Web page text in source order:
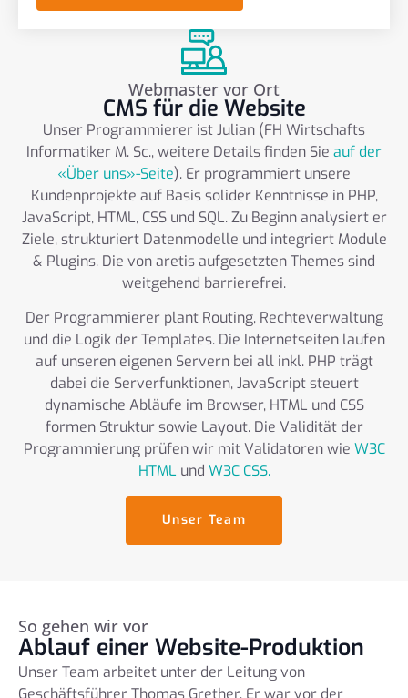
Webmaster vor Ort
CMS für die Website
Unser Programmierer ist Julian (FH Wirtschafts
Informatiker M. Sc., weitere Details finden Sie auf der
«Über uns»-Seite). Er programmiert unsere
Kundenprojekte auf Basis solider Kenntnisse in PHP,
JavaScript, HTML, CSS und SQL. Zu Beginn analysiert er
Ziele, strukturiert Datenmodelle und integriert Module
& Plugins. Die von aretis aufgesetzten Themes sind
weitgehend barrierefrei.
Der Programmierer plant Routing, Rechteverwaltung
und die Logik der Templates. Die Internetseiten laufen
auf unseren eigenen Servern bei all inkl. PHP trägt
dabei die Serverfunktionen, JavaScript steuert
dynamische Abläufe im Browser, HTML und CSS
formen Struktur sowie Layout. Die Validität der
Programmierung prüfen wir mit Validatoren wie W3C
HTMLund W3C CSS.
Unser Team
So gehen wir vor
Ablauf einer Website-Produktion
Unser Team arbeitet unter der Leitung von
Geschäftsführer Thomas Grether. Er war vor der